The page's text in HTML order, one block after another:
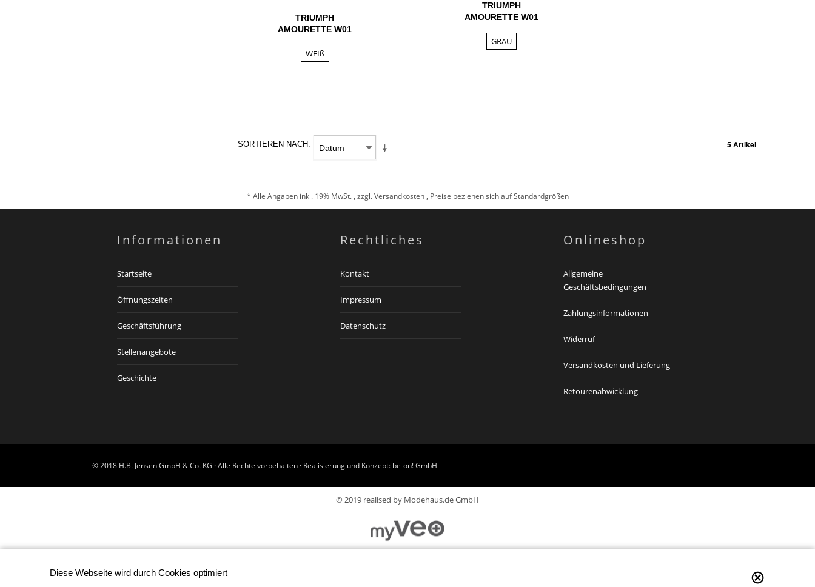
TRIUMPH
AMOURETTE W01
WEIß
TRIUMPH
AMOURETTE W01
GRAU
SORTIEREN NACH 5 Artikel
* Alle Angaben inkl. 19% MwSt. , zzgl.Versandkosten, Preise beziehen sich auf Standardgrößen
Informationen
Startseite
Öffnungszeiten
Geschäftsführung
Stellenangebote
Geschichte
Rechtliches
Kontakt
Impressum
Datenschutz
Onlineshop
Allgemeine
Geschäftsbedingungen
Zahlungsinformationen
Widerruf
Versandkosten und Lieferung
Retourenabwicklung
© 2018 H.B. Jensen GmbH & Co. KG · Alle Rechte vorbehalten · Realisierung und Konzept: be-on! GmbH
© 2019 realised by Modehaus.de GmbH
Diese Webseite wird durch Cookies optimiert ⊗